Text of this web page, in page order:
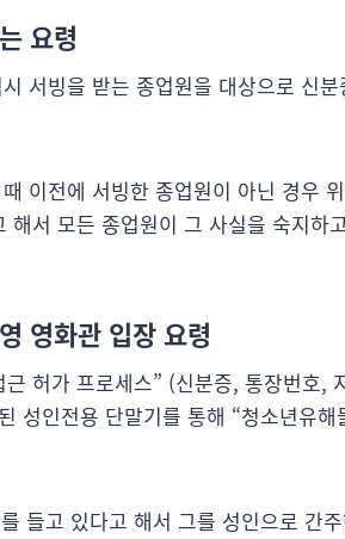
요령
서빙을 받는 종업원을 대상으로 신
이전에 서빙한 종업원이 아닌 경우
해서 모든 종업원이 그 사실을 숙지하
영화관 입장 요령
허가 프로세스” (신분증, 통장번호,
성인전용 단말기를 통해 “청소년유
들고 있다고 해서 그를 성인으로 간